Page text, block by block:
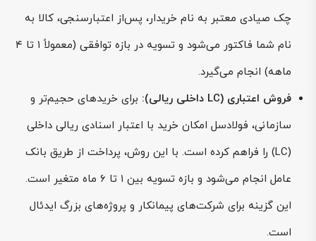
چک صیادی معتبر به نام خریدار، پس‌از اعتبارسنجی، کالا به
نام شما فاکتور می‌شود و تسویه در بازه توافقی (معمولاً ۱ تا ۴
ماهه) انجام می‌گیرد.
فروش اعتباری (LC داخلی ریالی):
برای خریدهای حجیم‌تر و
سازمانی، فولادسل امکان خرید با اعتبار اسنادی ریالی داخلی
(LC) را فراهم کرده است. با این روش، پرداخت از طریق بانک
عامل انجام می‌شود و بازه تسویه بین ۱ تا ۶ ماه متغیر است.
این گزینه برای شرکت‌های پیمانکار و پروژه‌های بزرگ ایدئال
است.